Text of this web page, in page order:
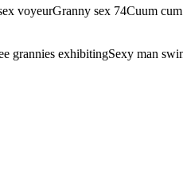
voyeurGranny sex 74Cuum
grannies exhibitingSexy man